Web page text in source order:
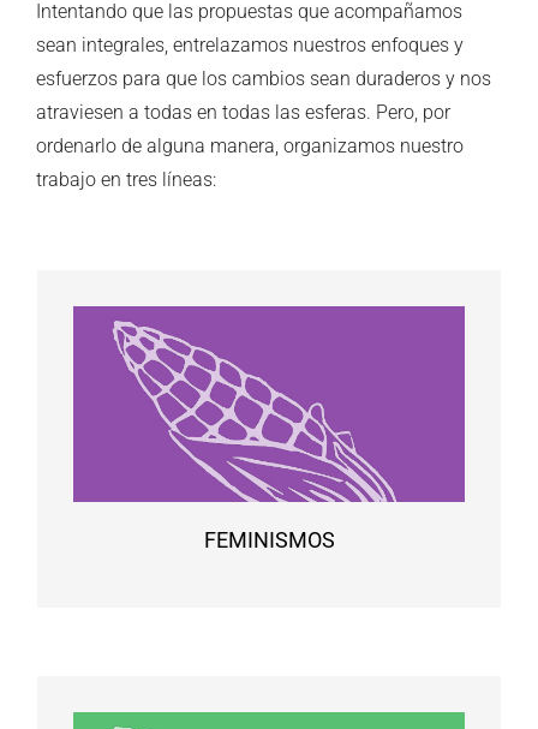
Intentando que las propuestas que acompañamos
sean integrales, entrelazamos nuestros enfoques y
esfuerzos para que los cambios sean duraderos y nos
atraviesen a todas en todas las esferas. Pero, por
ordenarlo de alguna manera, organizamos nuestro
trabajo en tres líneas:
FEMINISMOS